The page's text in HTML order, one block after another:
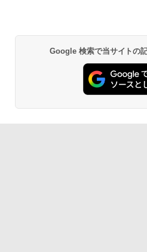
Google 検索で当サイトの